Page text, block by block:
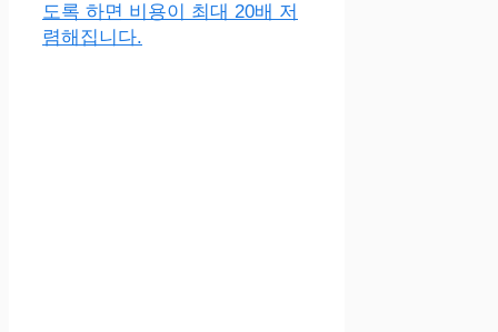
도록 하면 비용이 최대 20배 저
렴해집니다.